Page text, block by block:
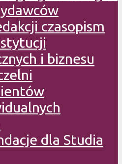
czasopism
i biznesu
dla Studia